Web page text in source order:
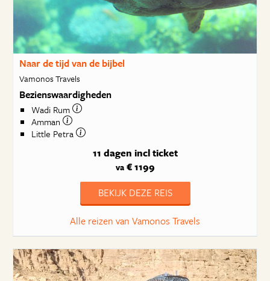
Naar de tijd van de bijbel
Vamonos Travels
Bezienswaardigheden
Wadi Rum
Amman
Little Petra
11 dagen incl ticket
va€ 1199
BEKIJK DEZE REIS
Alle reizen van Vamonos Travels